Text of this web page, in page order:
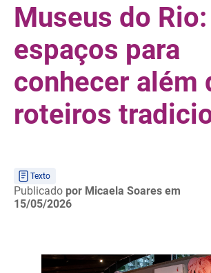
Museus do
espaços para
conhecer além
roteiros
Texto
Publicado por Micaela Soares em
15/05/2026